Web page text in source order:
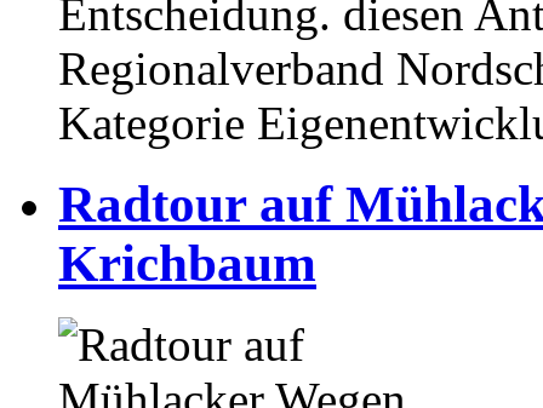
Entscheidung. diesen
Regionalverband
Kategorie
Radtour auf
Krichbaum